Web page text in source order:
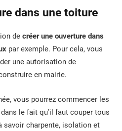
dans une toiture
de créer une ouverture dans
par exemple. Pour cela, vous
une autorisation de
en mairie.
vous pourrez commencer les
le fait qu’il faut couper tous
savoir charpente, isolation et